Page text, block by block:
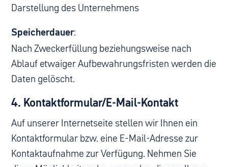
Darstellung des Unternehmens
Speicherdauer:
Nach Zweckerfüllung beziehungsweise nach
Ablauf etwaiger Aufbewahrungsfristen werden die
Daten gelöscht.
4. Kontaktformular/E-Mail-Kontakt
Auf unserer Internetseite stellen wir Ihnen ein
Kontaktformular bzw. eine E-Mail-Adresse zur
Kontaktaufnahme zur Verfügung. Nehmen Sie